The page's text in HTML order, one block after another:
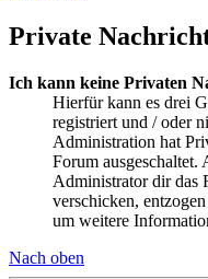
Private
Ich kann keine Privaten
Hierfür kann es drei
registriert und / oder
Administration hat
Forum ausgeschaltet.
Administrator dir das
verschicken,
um weitere
Nach oben